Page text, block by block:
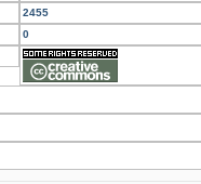
2455
0